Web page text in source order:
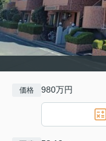
価格 980万円